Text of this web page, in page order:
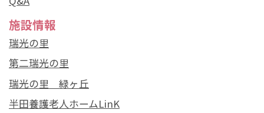
施設情報
瑞光の里
第二瑞光の里
瑞光の里 緑ヶ丘
半田養護老人ホームLinK